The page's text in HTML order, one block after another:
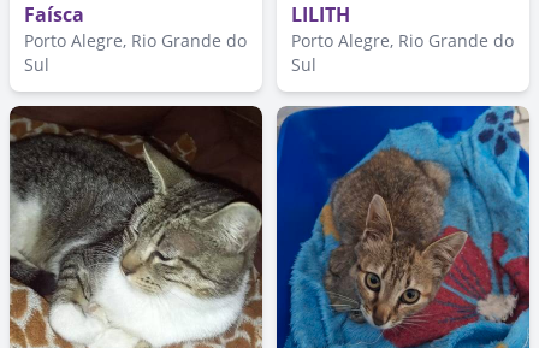
Faísca
Porto Alegre, Rio Grande do
Sul
LILITH
Porto Alegre, Rio Grande do
Sul